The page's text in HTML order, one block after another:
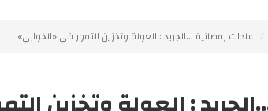
عادات رمضانية ...الجريد : العولة وتخزين التمور في «الخوابي»